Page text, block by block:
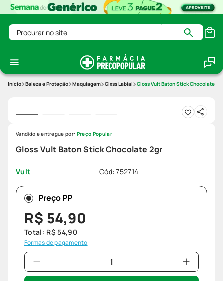
Procurar no site
Beleza e Proteção Maquiagem Gloss Labial Gloss Vult Baton Stick Chocolate 2gr
Gloss Vult Baton Stick Chocolate 2gr
Vult Cód:752714
Vendido e entregue por: Preço Popular
Preço PP
R$ 54,90
Total: R$ 54,90
Formas de pagamento